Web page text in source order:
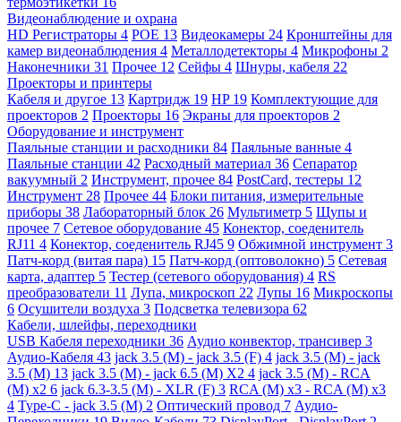
Видеонаблюдение и охрана
HD Регистраторы 4 POE 13 Видеокамеры 24 Кронштейны для
камер видеонаблюдения 4 Металлодетекторы 4 Микрофоны 2
Наконечники 31 Прочее 12 Сейфы 4 Шнуры, кабеля 22
Проекторы и принтеры
Кабеля и другое 13 Картридж 19 HP 19 Комплектующие для
проекторов 2 Проекторы 16 Экраны для проекторов 2
Оборудование и инструмент
Паяльные станции и расходники 84 Паяльные ванные 4
Паяльные станции 42 Расходный материал 36 Сепаратор
вакуумный 2 Инструмент, прочее 84 PostCard, тестеры 12
Инструмент 28 Прочее 44 Блоки питания, измерительные
приборы 38 Лабораторный блок 26 Мультиметр 5 Щупы и
прочее 7 Сетевое оборудование 45 Конектор, соеденитель
RJ11 4 Конектор, соеденитель RJ45 9 Обжимной инструмент 3
Патч-корд (витая пара) 15 Патч-корд (оптоволокно) 5 Сетевая
карта, адаптер 5 Тестер (сетевого оборудования) 4 RS
преобразователи 11 Лупа, микроскоп 22 Лупы 16 Микроскопы
6 Осушители воздуха 3 Подсветка телевизора 62
Кабели, шлейфы, переходники
USB Кабеля переходники 36 Аудио конвектор, трансивер 3
Аудио-Кабеля 43 jack 3.5 (M) - jack 3.5 (F) 4 jack 3.5 (M) - jack
3.5 (M) 13 jack 3.5 (M) - jack 6.5 (M) X2 4 jack 3.5 (M) - RCA
(M) x2 6 jack 6.3-3.5 (M) - XLR (F) 3 RCA (M) x3 - RCA (M) x3
4 Type-C - jack 3.5 (M) 2 Оптический провод 7 Аудио-